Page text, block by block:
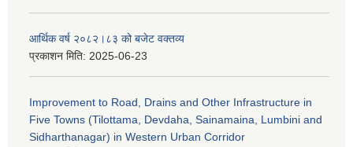
आर्थिक वर्ष २०८२।८३ को बजेट वक्तव्य
प्रकाशन मिति: 2025-06-23
Improvement to Road, Drains and Other Infrastructure in
Five Towns (Tilottama, Devdaha, Sainamaina, Lumbini and
Sidharthanagar) in Western Urban Corridor